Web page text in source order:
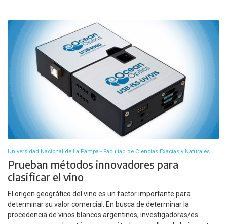
Universidad Nacional de La Pampa - Facultad de Ciencias Exactas y Naturales
Prueban métodos innovadores para
clasificar el vino
El origen geográfico del vino es un factor importante para
determinar su valor comercial. En busca de determinar la
procedencia de vinos blancos argentinos, investigadoras/es